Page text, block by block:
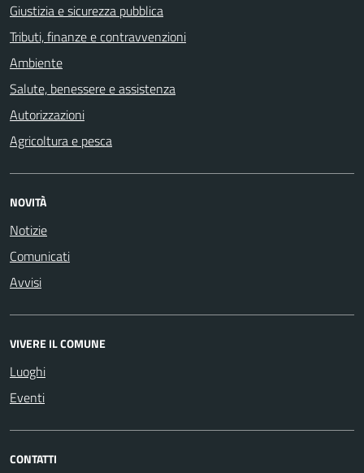
Giustizia e sicurezza pubblica
Tributi, finanze e contravvenzioni
Ambiente
Salute, benessere e assistenza
Autorizzazioni
Agricoltura e pesca
NOVITÀ
Notizie
Comunicati
Avvisi
VIVERE IL COMUNE
Luoghi
Eventi
CONTATTI